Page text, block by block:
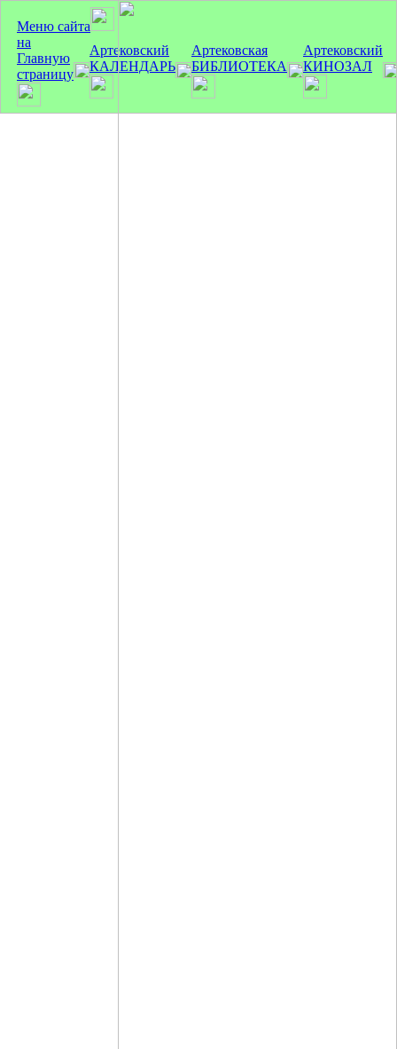
Меню сайта
на
Главную
страницу
Артековский
КАЛЕНДАРЬ
Артековская
БИБЛИОТЕКА
Артековский
КИНОЗАЛ